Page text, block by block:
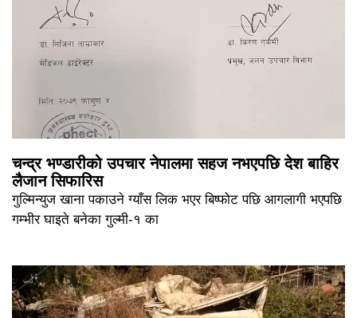
चन्द्र भण्डारीको उपचार नेपालमा सहज नभएपछि देश बाहिर
लैजान सिफारिस
गुल्मिन्युज खाना पकाउने ग्याँस लिक भएर बिष्फोट पछि आगलागी भएपछि
गम्भीर घाइते बनेका गुल्मी-१ का